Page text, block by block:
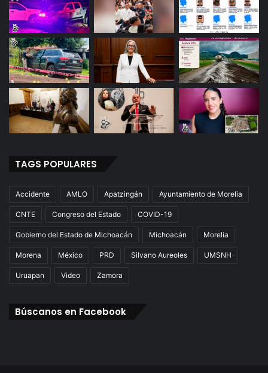
TAGS POPULARES
Accidente AMLO Apatzingán Ayuntamiento de Morelia
CNTE Congreso del Estado COVID-19
Gobierno del Estado de Michoacán Michoacán Morelia
Morena México PRD Silvano Aureoles UMSNH
Uruapan Video Zamora
Búscanos en Facebook